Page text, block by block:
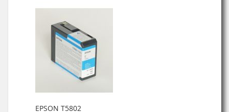
EPSON T5802